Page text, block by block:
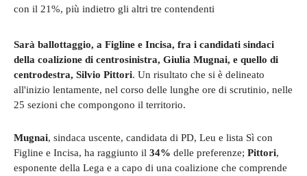
con il 21%, più indietro gli altri tre contendenti
Sarà ballottaggio, a Figline e Incisa, fra i candidati sindaci
della coalizione di centrosinistra, Giulia Mugnai, e quello di
centrodestra, Silvio Pittori. Un risultato che si è delineato
all'inizio lentamente, nel corso delle lunghe ore di scrutinio, nelle
25 sezioni che compongono il territorio.
Mugnai, sindaca uscente, candidata di PD, Leu e lista Sì con
Figline e Incisa, ha raggiunto il 34% delle preferenze; Pittori,
esponente della Lega e a capo di una coalizione che comprende